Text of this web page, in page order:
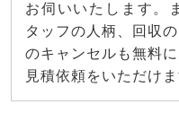
お伺いいたします。
タッフの人柄、回収
のキャンセルも無料
見積依頼をいただけま